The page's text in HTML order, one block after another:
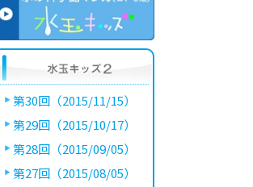
第30回（2015/11/15）
第29回（2015/10/17）
第28回（2015/09/05）
第27回（2015/08/05）